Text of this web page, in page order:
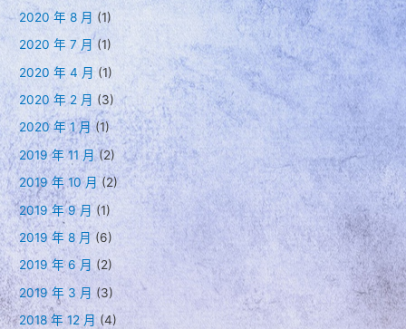
2020 年 8 月 (1)
2020 年 7 月(1)
2020 年 4 月 (1)
2020 年 2 月 (3)
2020 年 1 月(1)
2019 年 11 月(2)
2019 年 10 月 (2)
2019 年 9 月(1)
2019 年 8 月(6)
2019 年 6 月 (2)
2019 年 3 月 (3)
2018 年 12 月 (4)